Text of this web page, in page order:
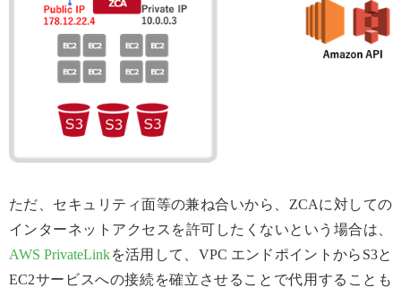
ただ、セキュリティ面等の兼ね合いから、ZCAに対しての
インターネットアクセスを許可したくないという場合は、
AWS PrivateLinkを活用して、VPC エンドポイントからS3と
EC2サービスへの接続を確立させることで代用することも